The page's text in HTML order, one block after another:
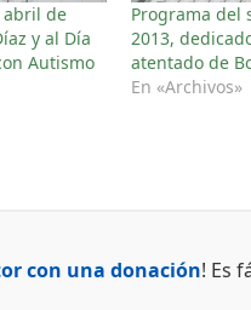
abril de
y al Día
Autismo
Programa del
2013,
atentado de
En «Archivos»
con una donación! Es